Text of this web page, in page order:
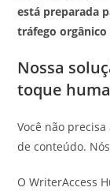
está preparada
tráfego orgânico
Nossa
toque
Você não
de conteúdo.
O WriterAccess